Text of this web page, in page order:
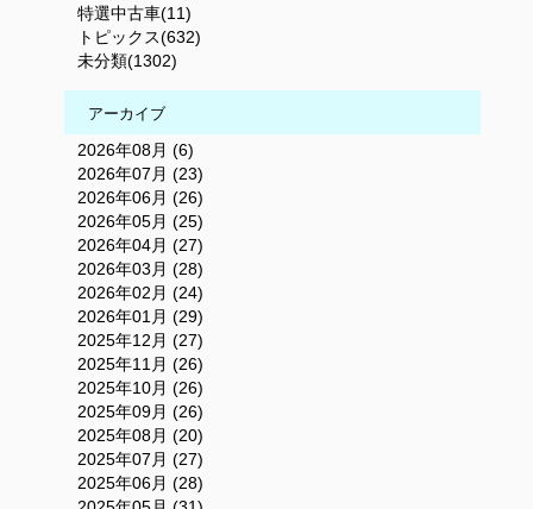
特選中古車(11)
トピックス(632)
未分類(1302)
アーカイブ
2026年08月 (6)
2026年07月 (23)
2026年06月 (26)
2026年05月 (25)
2026年04月 (27)
2026年03月 (28)
2026年02月 (24)
2026年01月 (29)
2025年12月 (27)
2025年11月 (26)
2025年10月 (26)
2025年09月 (26)
2025年08月 (20)
2025年07月 (27)
2025年06月 (28)